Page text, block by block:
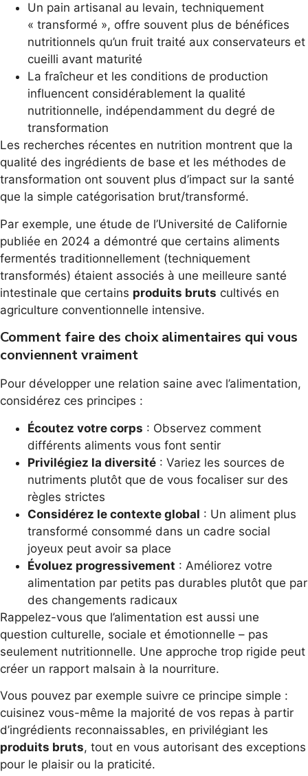
Un pain artisanal au levain, techniquement
« transformé », offre souvent plus de bénéfices
nutritionnels qu’un fruit traité aux conservateurs et
cueilli avant maturité
La fraîcheur et les conditions de production
influencent considérablement la qualité
nutritionnelle, indépendamment du degré de
transformation
Les recherches récentes en nutrition montrent que la
qualité des ingrédients de base et les méthodes de
transformation ont souvent plus d’impact sur la santé
que la simple catégorisation brut/transformé.
Par exemple, une étude de l’Université de Californie
publiée en 2024 a démontré que certains aliments
fermentés traditionnellement (techniquement
transformés) étaient associés à une meilleure santé
intestinale que certains produits bruts cultivés en
agriculture conventionnelle intensive.
Comment faire des choix alimentaires qui vous
conviennent vraiment
Pour développer une relation saine avec l’alimentation,
considérez ces principes :
Écoutez votre corps : Observez comment
différents aliments vous font sentir
Privilégiez la diversité : Variez les sources de
nutriments plutôt que de vous focaliser sur des
règles strictes
Considérez le contexte global : Un aliment plus
transformé consommé dans un cadre social
joyeux peut avoir sa place
Évoluez progressivement : Améliorez votre
alimentation par petits pas durables plutôt que par
des changements radicaux
Rappelez-vous que l’alimentation est aussi une
question culturelle, sociale et émotionnelle – pas
seulement nutritionnelle. Une approche trop rigide peut
créer un rapport malsain à la nourriture.
Vous pouvez par exemple suivre ce principe simple :
cuisinez vous-même la majorité de vos repas à partir
d’ingrédients reconnaissables, en privilégiant les
produits bruts, tout en vous autorisant des exceptions
pour le plaisir ou la praticité.